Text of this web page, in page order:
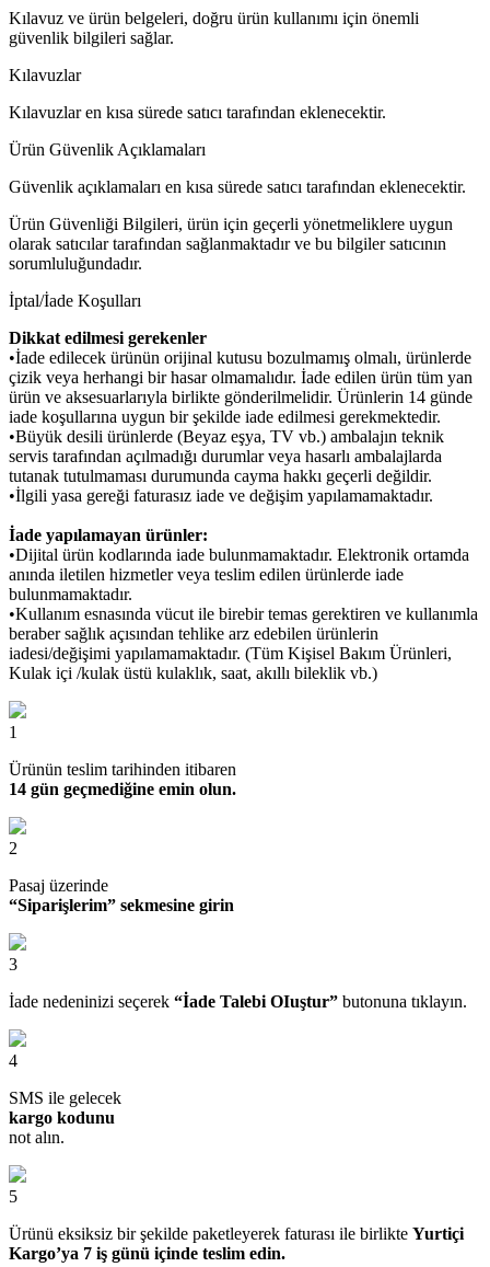
Kılavuz ve ürün belgeleri, doğru ürün kullanımı için önemli
güvenlik bilgileri sağlar.
Kılavuzlar
Kılavuzlar en kısa sürede satıcı tarafından eklenecektir.
Ürün Güvenlik Açıklamaları
Güvenlik açıklamaları en kısa sürede satıcı tarafından eklenecektir.
Ürün Güvenliği Bilgileri, ürün için geçerli yönetmeliklere uygun
olarak satıcılar tarafından sağlanmaktadır ve bu bilgiler satıcının
sorumluluğundadır.
İptal/İade Koşulları
Dikkat edilmesi gerekenler
•İade edilecek ürünün orijinal kutusu bozulmamış olmalı, ürünlerde
çizik veya herhangi bir hasar olmamalıdır. İade edilen ürün tüm yan
ürün ve aksesuarlarıyla birlikte gönderilmelidir. Ürünlerin 14 günde
iade koşullarına uygun bir şekilde iade edilmesi gerekmektedir.
•Büyük desili ürünlerde (Beyaz eşya, TV vb.) ambalajın teknik
servis tarafından açılmadığı durumlar veya hasarlı ambalajlarda
tutanak tutulmaması durumunda cayma hakkı geçerli değildir.
•İlgili yasa gereği faturasız iade ve değişim yapılamamaktadır.
İade yapılamayan ürünler:
•Dijital ürün kodlarında iade bulunmamaktadır. Elektronik ortamda
anında iletilen hizmetler veya teslim edilen ürünlerde iade
bulunmamaktadır.
•Kullanım esnasında vücut ile birebir temas gerektiren ve kullanımla
beraber sağlık açısından tehlike arz edebilen ürünlerin
iadesi/değişimi yapılamamaktadır. (Tüm Kişisel Bakım Ürünleri,
Kulak içi /kulak üstü kulaklık, saat, akıllı bileklik vb.)
1
Ürünün teslim tarihinden itibaren
14 gün geçmediğine emin olun.
2
Pasaj üzerinde
“Siparişlerim” sekmesine girin
3
İade nedeninizi seçerek “İade Talebi OIuştur” butonuna tıklayın.
4
SMS ile gelecek
kargo kodunu
not alın.
5
Ürünü eksiksiz bir şekilde paketleyerek faturası ile birlikte Yurtiçi
Kargo’ya 7 iş günü içinde teslim edin.